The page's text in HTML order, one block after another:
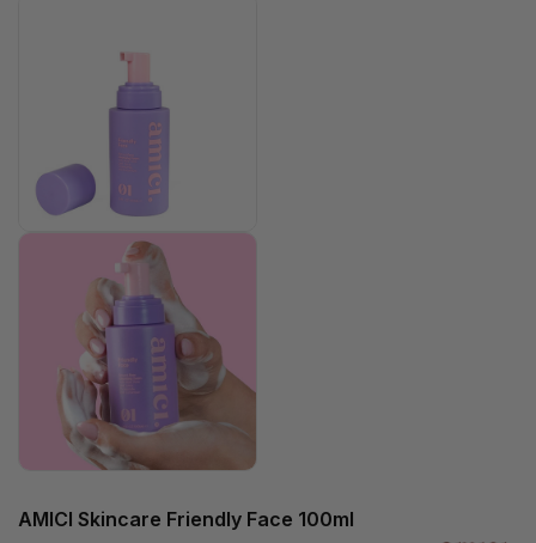
AMICI Skincare Friendly Face 100ml